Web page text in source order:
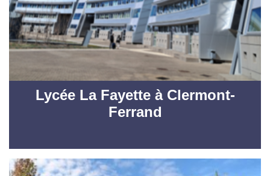
Lycée La Fayette à Clermont-
Ferrand